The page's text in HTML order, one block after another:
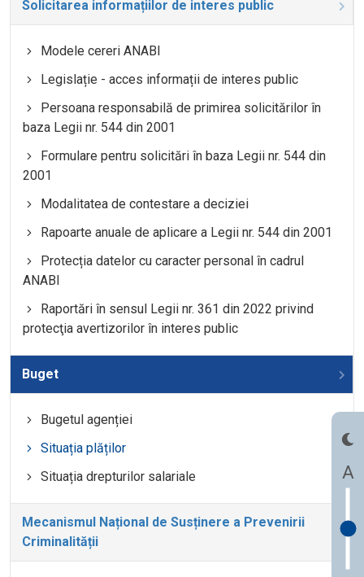
A
Solicitarea informațiilor de interes public
Modele cereri ANABI
Legislație - acces informații de interes public
Persoana responsabilă de primirea solicitărilor în
baza Legii nr. 544 din 2001
Formulare pentru solicitări în baza Legii nr. 544 din
2001
Modalitatea de contestare a deciziei
Rapoarte anuale de aplicare a Legii nr. 544 din 2001
Protecția datelor cu caracter personal în cadrul
ANABI
Raportări în sensul Legii nr. 361 din 2022 privind
protecţia avertizorilor în interes public
Buget
Bugetul agenției
Situația plăților
Situația drepturilor salariale
Mecanismul Național de Susținere a Prevenirii
Criminalității